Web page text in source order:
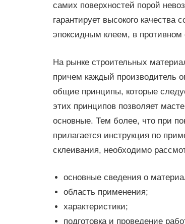
самих поверхностей порой
гарантирует высокого
эпоксидным клеем, в противном
На рынке строительных
причем каждый производитель
общие принципы, которые
этих принципов позволяет
основные. Тем более, что при
прилагается инструкция по
склеивания, необходимо
основные сведения о
область применения;
характеристики;
подготовка и проведение